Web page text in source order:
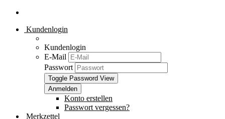
Kundenlogin
Kundenlogin
E-Mail
Passwort
Toggle Password View
Konto erstellen
Passwort vergessen?
Merkzettel